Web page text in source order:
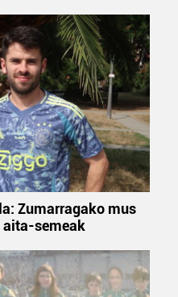
Zumarragako mus
aita-semeak